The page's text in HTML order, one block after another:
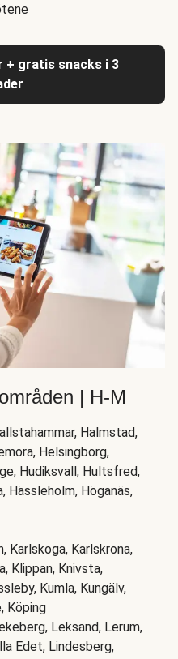
+ gratis snacks i 3
| H-M
Halmstad,
Helsingborg,
Hudiksvall, Hultsfred,
Hässleholm, Höganäs,
Karlskoga, Karlskrona,
Klippan, Knivsta,
Kumla, Kungälv,
Köping
Leksand, Lerum,
Edet, Lindesberg,